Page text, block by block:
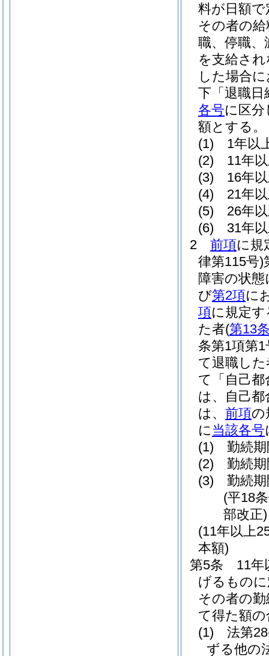
料が日額
その者の
職、停職
を支給さ
した場合
下「退職日
各号に区分
額とする。
(1)
1年以
(2)
11年
(3)
16年
(4)
21年
(5)
26年
(6)
31年
2
前項に規
律第115号)
障害の状
び第2項に
項に規定
た者(第13
条第1項第
て退職し
て「自己
は、自己
は、 前項の
に 当該各号
(1)
勤続
(2)
勤続
(3)
勤続
(平18
部改正)
(11年以上
本額)
第5条
11年
げるもの
その者の
て得た額
(1)
法第
ずる他の